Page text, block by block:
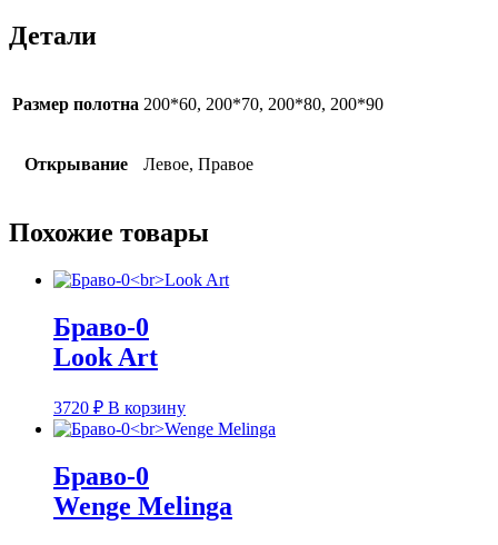
Детали
Размер полотна 200*60, 200*70, 200*80, 200*90
Открывание Левое, Правое
Похожие товары
Браво-0
Look Art
3720 ₽ В корзину
Браво-0
Wenge Melinga